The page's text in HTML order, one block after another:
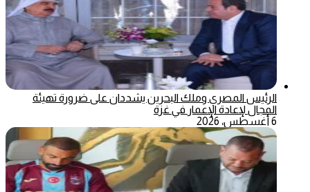
الرئيس المصري وملك البحرين يشددان على ضرورة تهيئة
المجال لإعادة الإعمار في غزة
6 أغسطس، 2026